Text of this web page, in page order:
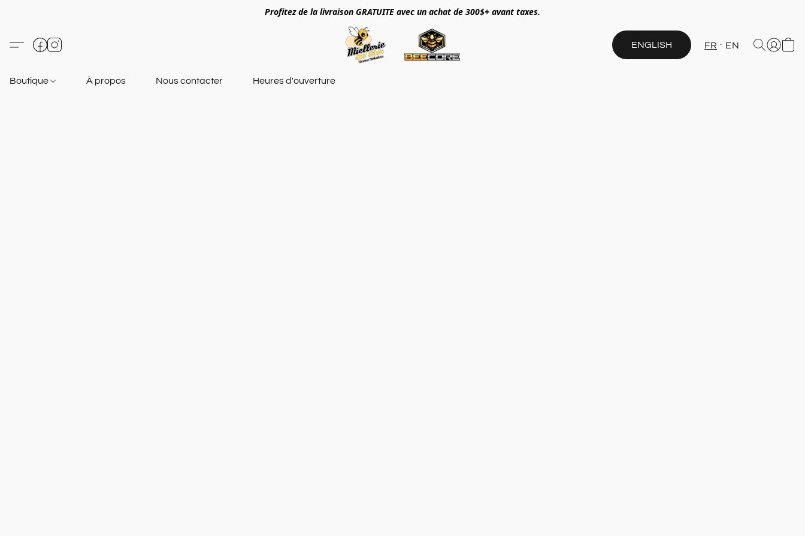
Profitez de la livraison GRATUITE avec un achat de 300$+ avant taxes.
ENGLISH FR EN
Boutique À propos Nous contacter Heures d'ouverture